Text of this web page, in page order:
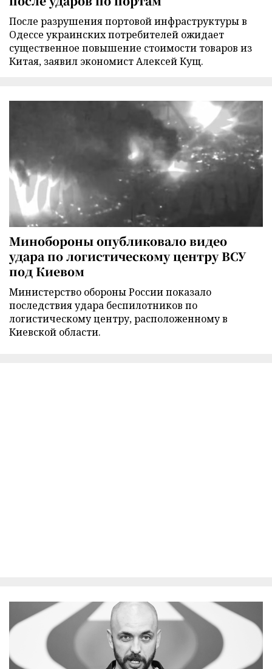
После разрушения портовой инфраструктуры в
Одессе украинских потребителей ожидает
существенное повышение стоимости товаров из
Китая, заявил экономист Алексей Кущ.
Минобороны опубликовало видео
удара по логистическому центру ВСУ
под Киевом
Министерство обороны России показало
последствия удара беспилотников по
логистическому центру, расположенному в
Киевской области.